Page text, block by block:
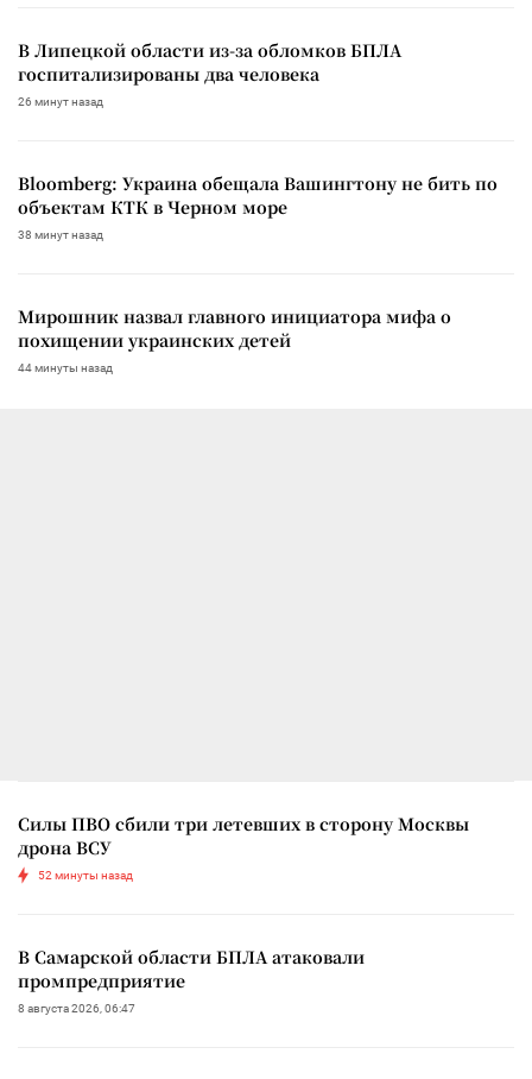
В Липецкой области из-за обломков БПЛА
госпитализированы два человека
26 минут назад
Bloomberg: Украина обещала Вашингтону не бить по
объектам КТК в Черном море
38 минут назад
Мирошник назвал главного инициатора мифа о
похищении украинских детей
44 минуты назад
Силы ПВО сбили три летевших в сторону Москвы
дрона ВСУ
52 минуты назад
В Самарской области БПЛА атаковали
промпредприятие
8 августа 2026, 06:47